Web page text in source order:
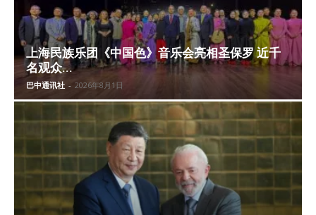
上海民族乐团《中国色》音乐会亮相圣保罗 近千
名观众...
巴中通讯社 - 2026年8月1日